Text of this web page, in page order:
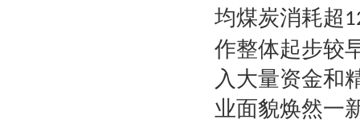
均煤炭消耗超
作整体起步较
入大量资金和
业面貌焕然一